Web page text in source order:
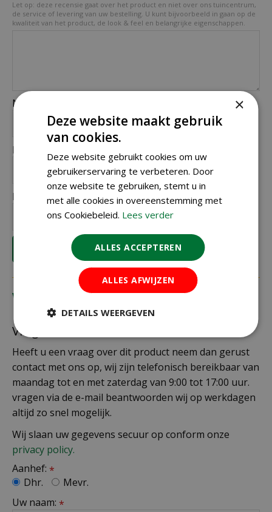
Let op: deze recensie gaat over het product en niet over ons tuincentrum,
de service of levering van uw bestelling. U kunt bijvoorbeeld in gaan op de
kwaliteit van het product, de look & feel en belangrijke eigenschappen.
Naam (zichtbaar op website):
Plaats (zichtbaar op website):
E-mailadres (niet zichtbaar):*
Vragen?
Vragen?
Heeft u een vraag over dit product neem dan gerust
contact met ons op, wij zijn telefonisch bereikbaar van
maandag tot en met zaterdag van 9:00 tot 17:00 uur.
vragen via de e-mail beantwoorden wij op werkdagen
altijd zo snel mogelijk.
Wij slaan uw gegevens secuur op conform onze
privacy policy.
Aanhef: *
Dhr.
Mevr.
Uw naam: *
×
Deze website maakt gebruik
van cookies.
Deze website gebruikt cookies om uw
gebruikerservaring te verbeteren. Door
onze website te gebruiken, stemt u in
met alle cookies in overeenstemming met
ons Cookiebeleid. Lees verder
ALLES ACCEPTEREN
ALLES AFWIJZEN
DETAILS WEERGEVEN